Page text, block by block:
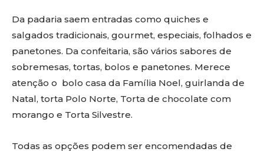
Da padaria saem entradas como quiches e
salgados tradicionais, gourmet, especiais, folhados e
panetones. Da confeitaria, são vários sabores de
sobremesas, tortas, bolos e panetones. Merece
atenção o bolo casa da Família Noel, guirlanda de
Natal, torta Polo Norte, Torta de chocolate com
morango e Torta Silvestre.
Todas as opções podem ser encomendadas de